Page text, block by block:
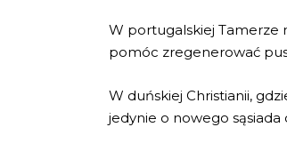
W portugalskiej Tamerze
pomóc zregenerować
W duńskiej Christianii,
jedynie o nowego